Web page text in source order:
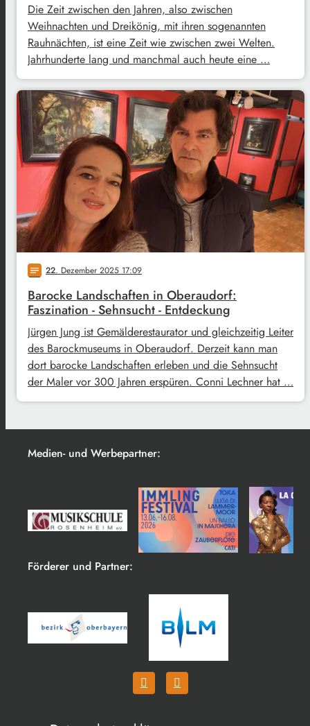
Die Zeit zwischen den Jahren, also zwischen
Weihnachten und Dreikönig, mit ihren sogenannten
Rauhnächten, ist eine Zeit wie zwischen zwei Welten.
Jahrhunderte lang und manchmal auch heute eine …
notes 22. Dezember 2025 17:09
Barocke Landschaften in Oberaudorf:
Faszination - Sehnsucht - Entdeckung
Jürgen Jung ist Gemälderestaurator und gleichzeitig Leiter
des Barockmuseums in Oberaudorf. Derzeit kann man
dort barocke Landschaften erleben und die Sehnsucht
der Maler vor 300 Jahren erspüren. Conni Lechner hat …
Medien- und Werbepartner:
Förderer und Partner: